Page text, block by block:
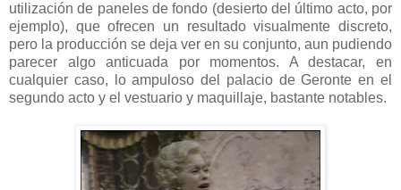
utilización de paneles de fondo (desierto del último acto, por
ejemplo), que ofrecen un resultado visualmente discreto,
pero la producción se deja ver en su conjunto, aun pudiendo
parecer algo anticuada por momentos. A destacar, en
cualquier caso, lo ampuloso del palacio de Geronte en el
segundo acto y el vestuario y maquillaje, bastante notables.